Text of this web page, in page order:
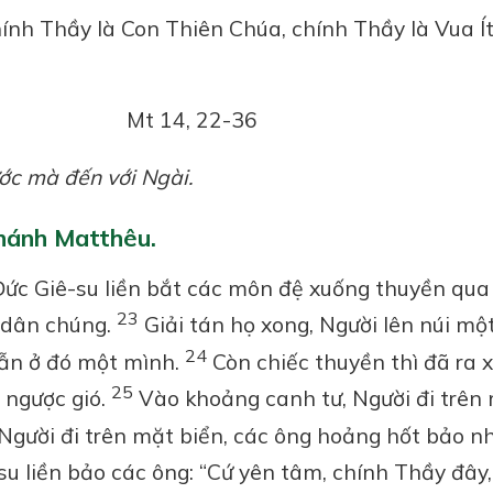
Thầy là Con Thiên Chúa, chính Thầy là Vua
22-36
mà đến với Ngài.
Matthêu.
Giê-su liền bắt các môn đệ xuống thuyền
chúng. 23 Giải tán họ xong, Người lên núi
ở đó một mình. 24 Còn chiếc thuyền thì đã ra
gió. 25 Vào khoảng canh tư, Người đi trên
đi trên mặt biển, các ông hoảng hốt bảo
liền bảo các ông: “Cứ yên tâm, chính Thầy đây,